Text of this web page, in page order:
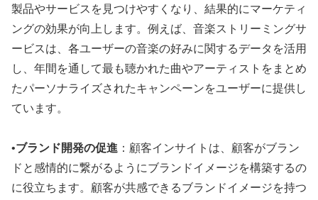
製品やサービスを見つけやすくなり、結果的にマーケティ
ングの効果が向上します。例えば、音楽ストリーミングサ
ービスは、各ユーザーの音楽の好みに関するデータを活用
し、年間を通して最も聴かれた曲やアーティストをまとめ
たパーソナライズされたキャンペーンをユーザーに提供し
ています。
•ブランド開発の促進 ：顧客インサイトは、顧客がブラン
ドと感情的に繋がるようにブランドイメージを構築するの
に役立ちます。顧客が共感できるブランドイメージを持つ